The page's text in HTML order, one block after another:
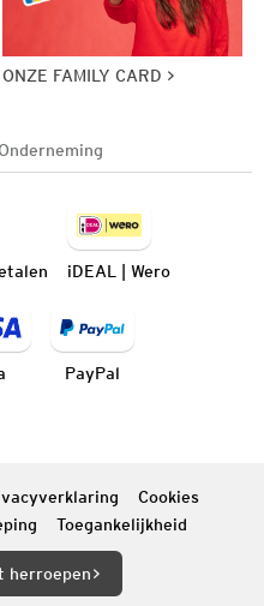
ONZE FAMILY CARD
iDEAL | Wero
PayPal
Cookies
Toegankelijkheid
herroepen